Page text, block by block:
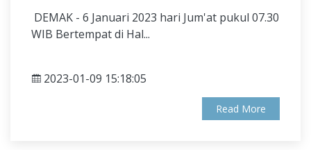
DEMAK - 6 Januari 2023 hari Jum'at pukul 07.30
WIB Bertempat di Hal...
2023-01-09 15:18:05
Read More